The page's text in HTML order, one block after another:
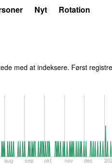
Nyt Rotation
med at indeksere. Først
aug sep okt nov dec